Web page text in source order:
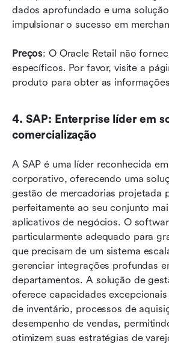
dados aprofundado e uma
impulsionar o sucesso em
Preços: O Oracle Retail não
específicos. Por favor, visite a
produto para obter as
4. SAP: Enterprise líder em
comercialização
A SAP é uma líder reconhecida
corporativo, oferecendo uma
gestão de mercadorias projetada
perfeitamente ao seu conjunto
aplicativos de negócios. O
particularmente adequado para
que precisam de um sistema
gerenciar integrações profundas
departamentos. A solução de
oferece capacidades
de inventário, processos de
desempenho de vendas,
otimizem suas estratégias de